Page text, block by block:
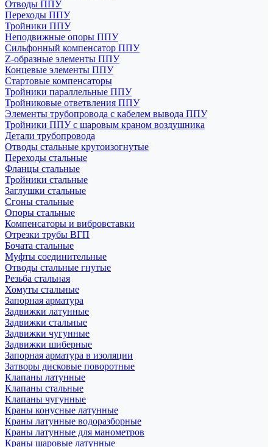
Отводы ППУ
Переходы ППУ
Тройники ППУ
Неподвижные опоры ППУ
Cильфонный компенсатор ППУ
Z-образные элементы ППУ
Концевые элементы ППУ
Стартовые компенсаторы
Тройники параллельные ППУ
Тройниковые ответвления ППУ
Элементы трубопровода с кабелем вывода ППУ
Тройники ППУ с шаровым краном воздушника
Детали трубопровода
Отводы стальные крутоизогнутые
Переходы стальные
Фланцы стальные
Тройники стальные
Заглушки стальные
Сгоны стальные
Опоры стальные
Компенсаторы и вибровставки
Отрезки трубы ВГП
Бочата стальные
Муфты соединительные
Отводы стальные гнутые
Резьба стальная
Хомуты стальные
Запорная арматура
Задвижки латунные
Задвижки стальные
Задвижки чугунные
Задвижки шиберные
Запорная арматура в изоляции
Затворы дисковые поворотные
Клапаны латунные
Клапаны стальные
Клапаны чугунные
Краны конусные латунные
Краны латунные водоразборные
Краны латунные для манометров
Краны шаровые латунные